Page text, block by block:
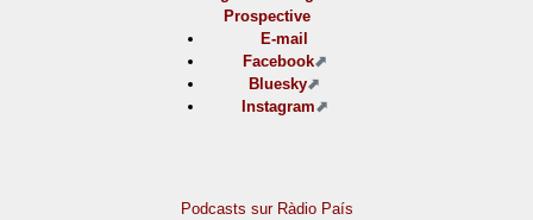
Prospective
E-mail
Facebook
Bluesky
Instagram
Podcasts sur Ràdio País